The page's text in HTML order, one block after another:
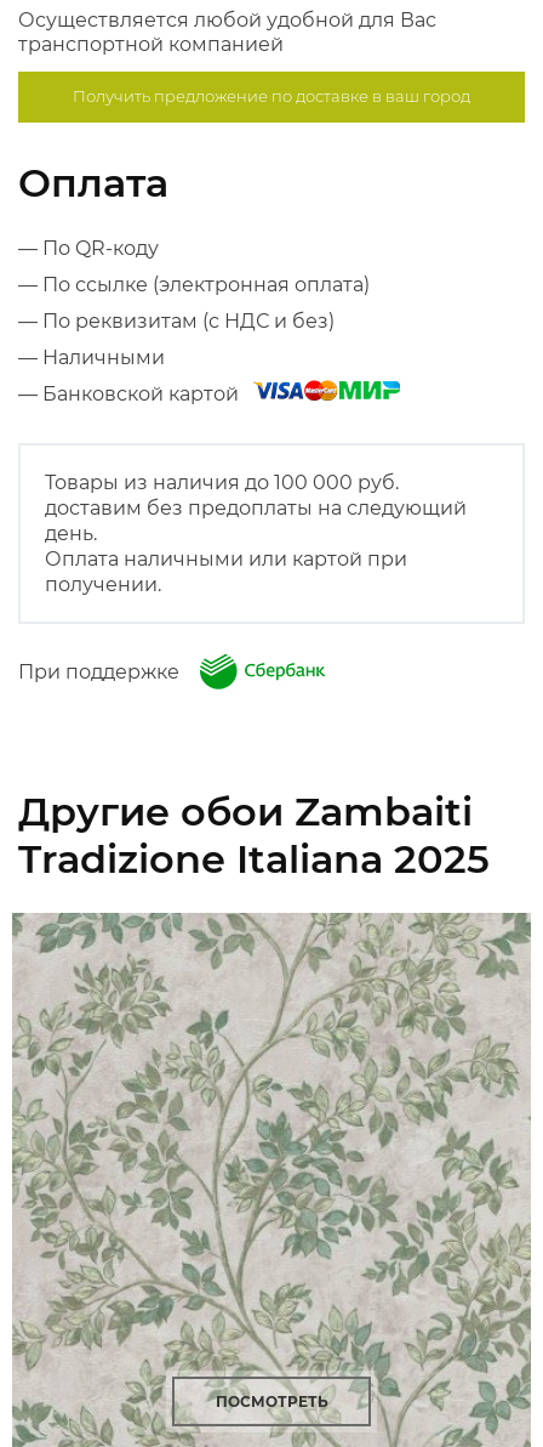
Осуществляется любой удобной для Вас
транспортной компанией
Получить предложение подоставке в ваш город
Оплата
— По QR-коду
— По ссылке (электронная оплата)
— По реквизитам (с НДС и без)
— Наличными
— Банковской картой
Товары из наличия до 100 000 руб.
доставим без предоплаты на следующий
день.
Оплата наличными или картой при
получении.
При поддержке
Другие обои Zambaiti
Tradizione Italiana 2025
ПОСМОТРЕТЬ